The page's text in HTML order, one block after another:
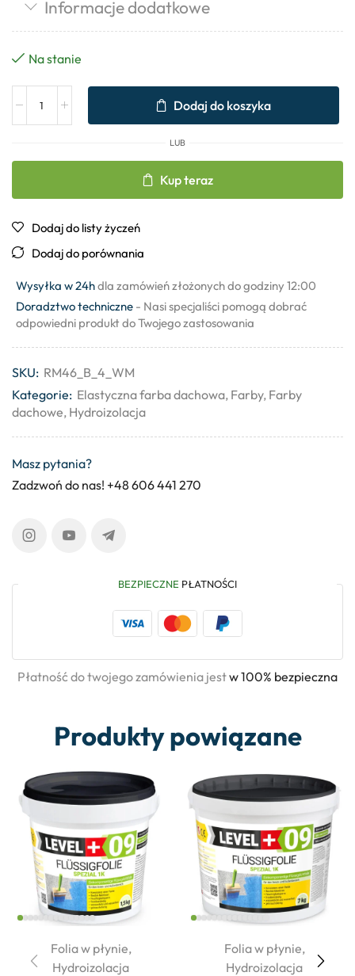
Informacje dodatkowe
Na stanie
Dodaj do koszyka
LUB
Kup teraz
Dodaj do listy życzeń
Dodaj do porównania
Wysyłka w 24hdla zamówień złożonych do godziny 12:00
Doradztwo techniczne - Nasi specjaliści pomogą dobrać
odpowiedni produkt do Twojego zastosowania
SKU: RM46_B_4_WM
Kategorie: Elastyczna farba dachowa, Farby, Farby
dachowe, Hydroizolacja
Masz pytania?
Zadzwoń do nas! +48 606 441 270
BEZPIECZNE PŁATNOŚCI
Płatność do twojego zamówienia jestw 100% bezpieczna
Produkty powiązane
Folia w płynie,
Hydroizolacja
Folia w płynie,
Hydroizolacja